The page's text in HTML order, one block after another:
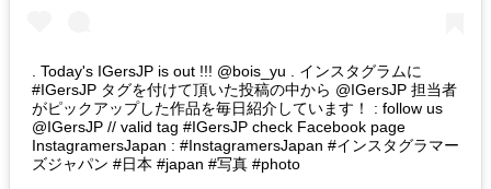
. Today's IGersJP is out !!! @bois_yu . インスタグラムに
#IGersJP タグを付けて頂いた投稿の中から @IGersJP 担当者
がピックアップした作品を毎日紹介しています！ : follow us
@IGersJP // valid tag #IGersJP check Facebook page
InstagramersJapan : #InstagramersJapan #インスタグラマー
ズジャパン #日本 #japan #写真 #photo